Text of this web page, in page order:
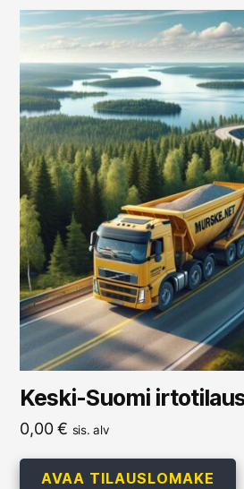
Keski-Suomi
0,00€ sis. alv
AVAA TILAUSLOMAKE